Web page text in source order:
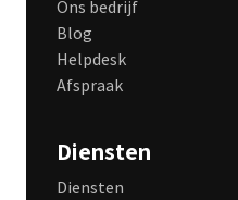
Ons bedrijf
Blog
Helpdesk
Afspraak
Diensten
Diensten